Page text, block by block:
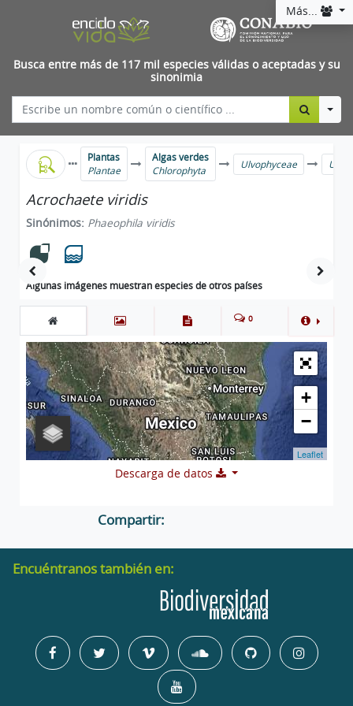
Más...
Busca entre más de 117 mil especies válidas o aceptadas y su
sinonimia
Plantas
Plantae
Algas verdes
Chlorophyta
Ulvophyceae
Acrochaete viridis
Sinónimos: Phaeophila viridis
Algunas imágenes muestran especies de otros países
0
+
−
Leaflet
Descarga de datos
Compartir:
Encuéntranos también en: